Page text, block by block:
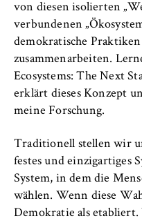
von diesen isolierten
verbundenen
demokratische
zusammenarbeiten.
Ecosystems: The Next
erklärt dieses Konzept
meine Forschung.
Traditionell stellen wir
festes und einzigartiges
System, in dem die
wählen. Wenn diese
Demokratie als